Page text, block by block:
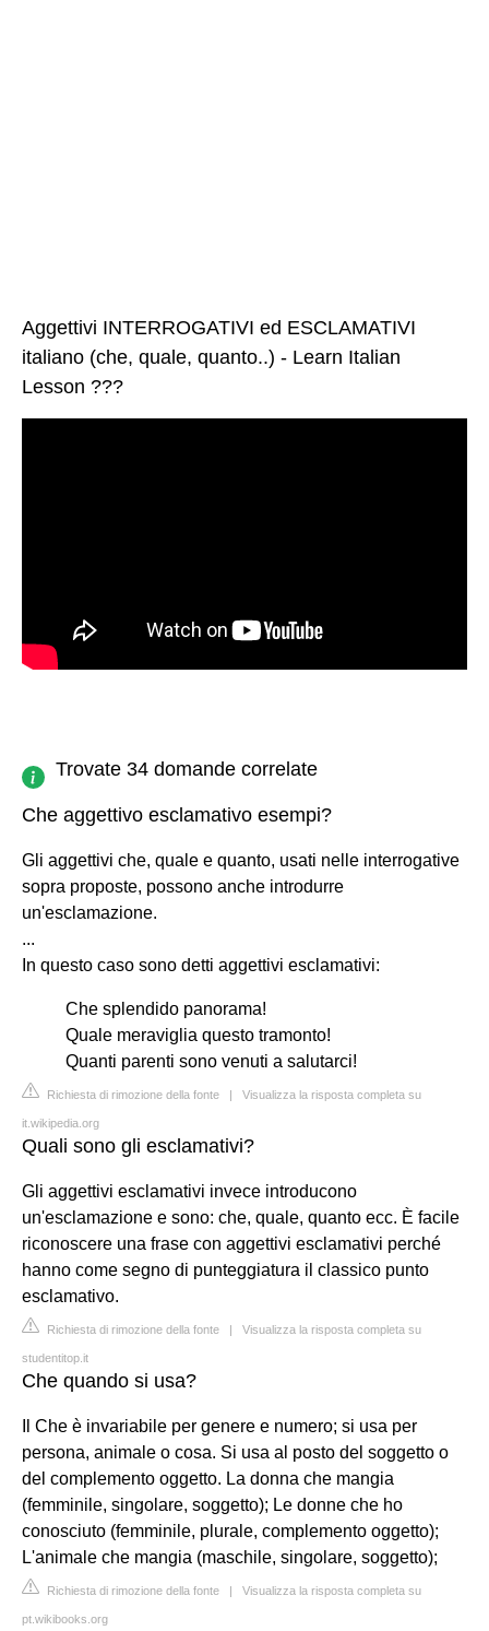
Aggettivi INTERROGATIVI ed ESCLAMATIVI
italiano (che, quale, quanto..) - Learn Italian
Lesson ???
Trovate 34 domande correlate
Che aggettivo esclamativo esempi?
Gli aggettivi che, quale e quanto, usati nelle interrogative
sopra proposte, possono anche introdurre
un'esclamazione.
...
In questo caso sono detti aggettivi esclamativi:
Che splendido panorama!
Quale meraviglia questo tramonto!
Quanti parenti sono venuti a salutarci!
Richiesta di rimozione della fonte | Visualizza la risposta completa su
it.wikipedia.org
Quali sono gli esclamativi?
Gli aggettivi esclamativi invece introducono
un'esclamazione e sono: che, quale, quanto ecc. È facile
riconoscere una frase con aggettivi esclamativi perché
hanno come segno di punteggiatura il classico punto
esclamativo.
Richiesta di rimozione della fonte | Visualizza la risposta completa su
studentitop.it
Che quando si usa?
Il Che è invariabile per genere e numero; si usa per
persona, animale o cosa. Si usa al posto del soggetto o
del complemento oggetto. La donna che mangia
(femminile, singolare, soggetto); Le donne che ho
conosciuto (femminile, plurale, complemento oggetto);
L'animale che mangia (maschile, singolare, soggetto);
Richiesta di rimozione della fonte | Visualizza la risposta completa su
pt.wikibooks.org